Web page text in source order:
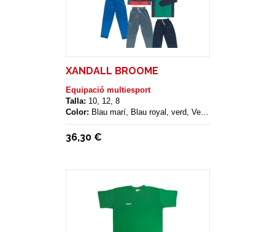
XANDALL BROOME
Equipació multiesport
Talla: 10, 12, 8
Color: Blau marí, Blau royal, verd, Vermell
36,30 €